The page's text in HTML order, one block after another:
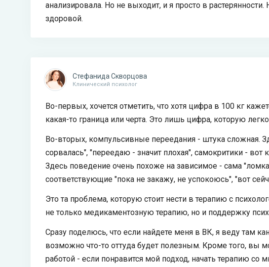
анализировала. Но не выходит, и я просто в
здоровой.
Стефанида Скворцова
Клинический психолог
Во-первых, хочется отметить, что хотя цифра в 100 кг
какая-то граница или черта. Это лишь цифра, которую
Во-вторых, компульсивные переедания - штука сложная.
сорвалась", "переедаю - значит плохая", самокритики -
Здесь поведение очень похоже на зависимое - сама
соответствующие "пока не закажу, не успокоюсь", "вот
Это та проблема, которую стоит нести в терапию с
не только медикаментозную терапию, но и поддержку
Сразу поделюсь, что если найдете меня в ВК, я веду там
возможно что-то оттуда будет полезным. Кроме того, вы
работой - если понравится мой подход, начать терапию